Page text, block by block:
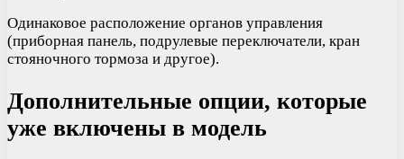
Одинаковое расположение органов управления
(приборная панель, подрулевые переключатели, кран
стояночного тормоза и другое).
Дополнительные опции, которые
уже включены в модель